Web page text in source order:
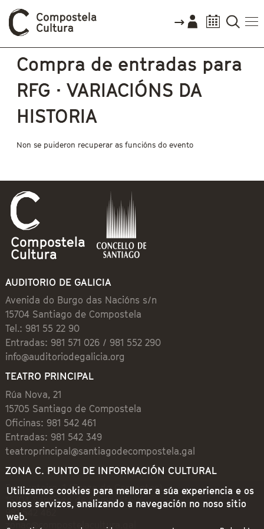
Vostede está aquí
Compra de entradas para
RFG · VARIACIÓNS DA
HISTORIA
Non se puideron recuperar as funcións do evento
AUDITORIO DE GALICIA
Avenida do Burgo das Nacións s/n
15704 Santiago de Compostela
Tel.: 981 55 22 90
Entradas: 981 571 026 / 981 552 290
info@auditoriodegalicia.org
TEATRO PRINCIPAL
Rúa Nova, 21
15705 Santiago de Compostela
Oficinas: 981 542 461
Entradas: 981 542 349
teatroprincipal@santiagodecompostela.gal
ZONA C. PUNTO DE INFORMACIÓN CULTURAL
Preguntoiro, 1 (Praza de Cervantes)
15704 Santiago de Compostela
981 542 462
zonac@compostelacultura.gal
Utilizamos cookies para mellorar a súa experiencia e os
nosos servizos, analizando a navegación no noso sitio
web.